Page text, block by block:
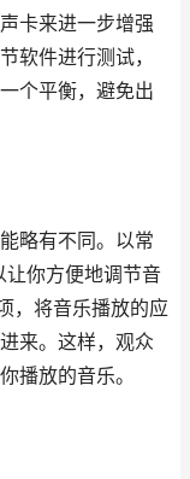
卡来进一步增强
软件进行测试，
个平衡，避免出
略有不同。以常
你方便地调节音
，将音乐播放的应
来。这样，观众
播放的音乐。